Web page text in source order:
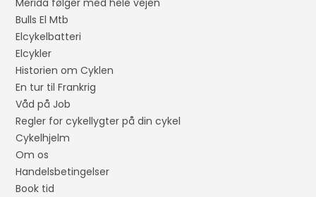
Merida følger med hele vejen
Bulls El Mtb
Elcykelbatteri
Elcykler
Historien om Cyklen
En tur til Frankrig
Våd på Job
Regler for cykellygter på din cykel
Cykelhjelm
Om os
Handelsbetingelser
Book tid